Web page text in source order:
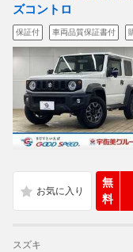
ズコントロ
保証付 車両品質保証書付
無
料
スズキ